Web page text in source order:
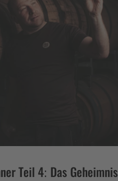
Teil 4: Das Geheimnis